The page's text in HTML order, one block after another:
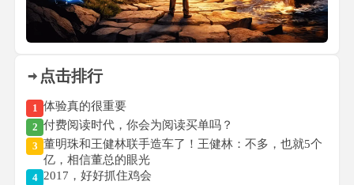
点击排行
1 体验真的很重要
2 付费阅读时代，你会为阅读买单吗？
3 董明珠和王健林联手造车了！王健林：不多，也就5个
亿，相信董总的眼光
4 2017，好好抓住鸡会